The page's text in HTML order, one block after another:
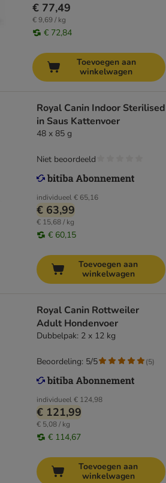
€ 77,49
€ 9,69 / kg
€ 72,84
Toevoegen aan
winkelwagen
Royal Canin Indoor Sterilised
in Saus Kattenvoer
48 x 85 g
individueel€ 65,16
€ 63,99
€ 15,68 / kg
€ 60,15
Niet beoordeeld
Toevoegen aan
winkelwagen
Royal Canin Rottweiler
Adult Hondenvoer
Dubbelpak: 2 x 12 kg
individueel€ 124,98
€ 121,99
€ 5,08 / kg
€ 114,67
Beoordeling: 5/5 (5)
Toevoegen aan
winkelwagen